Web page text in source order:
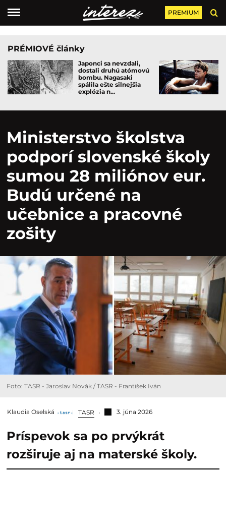
PREMIUM
PRÉMIOVÉ články
Japonci sa nevzdali,
dostali druhú atómovú
bombu. Nagasaki
spálila ešte silnejšia
explózia n...
Ministerstvo školstva
podporí slovenské školy
sumou 28 miliónov eur.
Budú určené na
učebnice a pracovné
zošity
Foto: TASR - Jaroslav Novák / TASR - František Iván
Klaudia Oselská TASR 3. júna 2026
Príspevok sa po prvýkrát
rozširuje aj na materské školy.